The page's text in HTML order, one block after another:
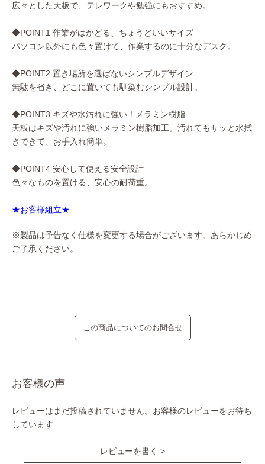
広々とした天板で、テレワークや勉強にもおすすめ。
◆POINT1 作業がはかどる、ちょうどいいサイズ
パソコン以外にも色々置けて、作業するのに十分なデスク。
◆POINT2 置き場所を選ばないシンプルデザイン
無駄を省き、どこに置いても馴染むシンプル設計。
◆POINT3 キズや水汚れに強い！メラミン樹脂
天板はキズや汚れに強いメラミン樹脂加工。汚れてもサッと水拭
きできて、お手入れ簡単。
◆POINT4 安心して使える安全設計
色々なものを置ける、安心の耐荷重。
★お客様組立★
※製品は予告なく仕様を変更する場合がございます。あらかじめ
ご了承ください。
この商品についてのお問合せ
お客様の声
レビューはまだ投稿されていません。お客様のレビューをお待ち
しています
レビューを書く >